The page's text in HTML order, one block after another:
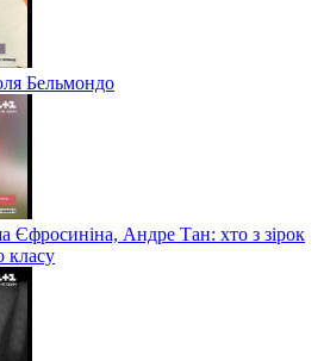
Бельмондо
Єфросиніна, Андре Тан: хто з зірок
класу